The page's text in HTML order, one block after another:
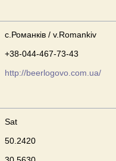
с.Романків / v.Romankiv
+38-044-467-73-43
http://beerlogovo.com.ua/
Sat
50.2420